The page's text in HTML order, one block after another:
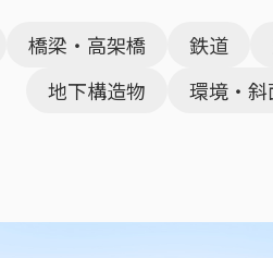
橋梁・高架橋 鉄道
地下構造物
環境・斜